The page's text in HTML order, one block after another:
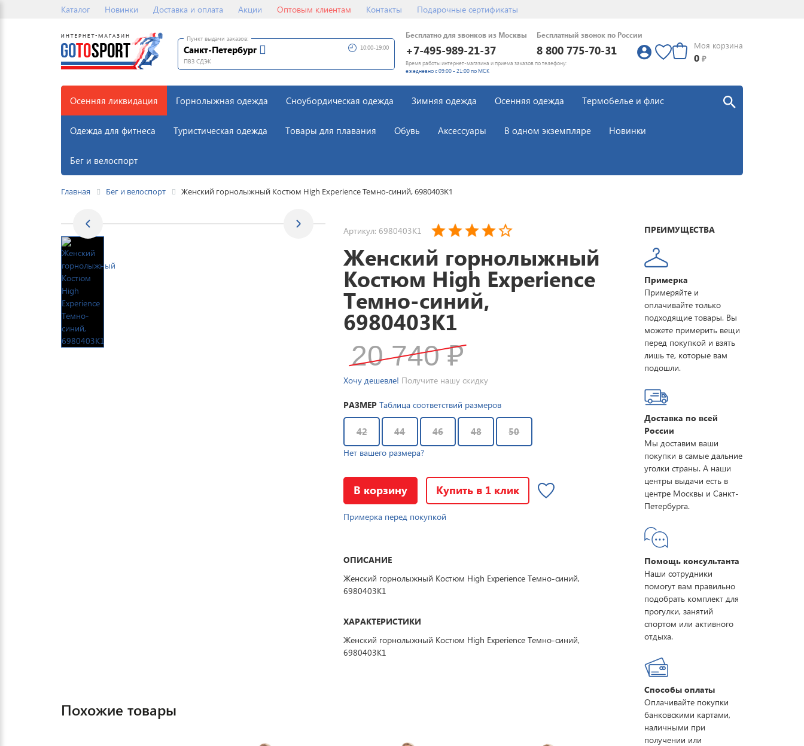
Каталог Новинки Доставка и оплата Акции Оптовым клиентам Контакты Подарочные сертификаты
Пункт выдачи заказов:
Санкт-Петербург
ПВЗ СДЭК
10:00-19:00
Бесплатно для звонков из Москвы
+7-495-989-21-37
Бесплатный звонок по России
8 800 775-70-31
Время работы интернет-магазина и приема заказов по телефону:
ежедневно с 09:00 - 21:00 по МСК
Моя корзина
0 ₽
Осенняя ликвидация Горнолыжная одежда Сноубордическая одежда Зимняя одежда Осенняя одежда Термобелье и флис
Одежда для фитнеса Туристическая одежда Товары для плавания Обувь Аксессуары В одном экземпляре Новинки
Бег и велоспорт
Главная Бег и велоспорт Женский горнолыжный Костюм High Experience Темно-синий, 6980403K1
Артикул: 6980403K1
Женский горнолыжный
Костюм High Experience
Темно-синий,
6980403K1
20 740₽
Хочу дешевле! Получите нашу скидку
РАЗМЕР Таблица соответствий размеров
42 44 46 48 50
Нет вашего размера?
В корзину Купить в 1 клик
Примерка перед покупкой
ОПИСАНИЕ
Женский горнолыжный Костюм High Experience Темно-синий,
6980403K1
ХАРАКТЕРИСТИКИ
Женский горнолыжный Костюм High Experience Темно-синий,
6980403K1
Похожие товары
ПРЕИМУЩЕСТВА
Примерка
Примеряйте и
оплачивайте только
подходящие товары. Вы
можете примерить вещи
перед покупкой и взять
лишь те, которые вам
подошли.
Доставка по всей
России
Мы доставим ваши
покупки в самые дальние
уголки страны. А наши
центры выдачи есть в
центре Москвы и Санкт-
Петербурга.
Помощь консультанта
Наши сотрудники
помогут вам правильно
подобрать комплект для
прогулки, занятий
спортом или активного
отдыха.
Способы оплаты
Оплачивайте покупки
банковскими картами,
наличными при
получении или